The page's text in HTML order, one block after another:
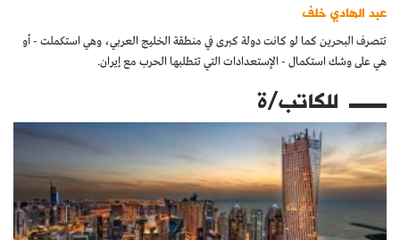
عبد الهادي خلف
تتصرف البحرين كما لو كانت دولة كبرى في منطقة الخليج العربي، وهي استكملت - أو
هي على وشك استكمال - الإستعدادات التي تتطلبها الحرب مع إيران.
للكاتب/ة